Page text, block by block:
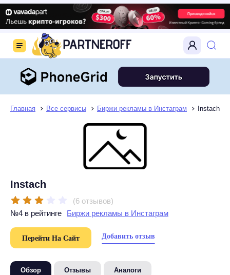
Главная Все сервисы Биржи рекламы в Инстаграм Instach
Instach
(6 отзывов)
№4 в рейтинге
Биржи рекламы в Инстаграм
Перейти На Сайт Добавить отзыв
Обзор Отзывы Аналоги